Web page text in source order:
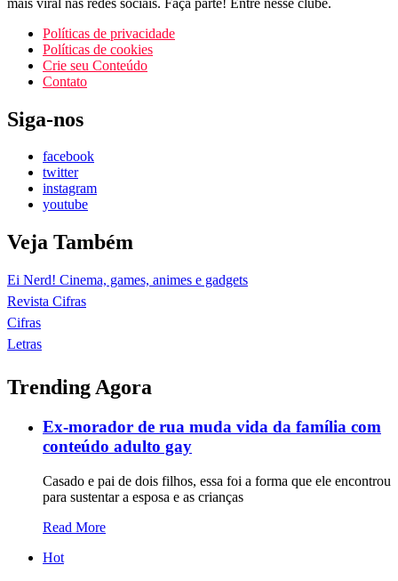
Políticas de privacidade
Políticas de cookies
Crie seu Conteúdo
Contato
Siga-nos
facebook
twitter
instagram
youtube
Veja Também
Ei Nerd! Cinema, games, animes e gadgets
Revista Cifras
Cifras
Letras
Trending Agora
Ex-morador de rua muda vida da família com
conteúdo adulto gay
Casado e pai de dois filhos, essa foi a forma que ele encontrou
para sustentar a esposa e as crianças
Read More
Hot